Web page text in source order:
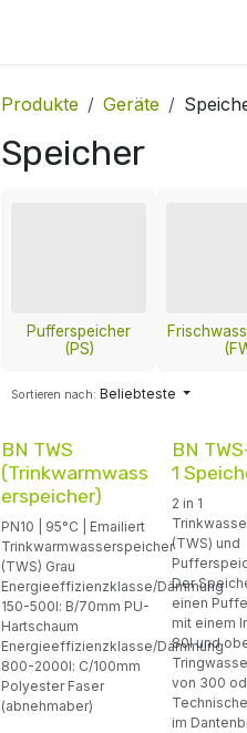
Produkte Geräte
Speicher
Pufferspeicher
(PS)
Sortieren nach: Beliebteste
BN TWS
(Trinkwarmwass
erspeicher)
PN10 | 95°C | Emailiert
Trinkwarmwasserspeicher
(TWS) Grau
Energieeffizienzklasse/Dämmung
150-500l: B/70mm PU-
Hartschaum
Energieeffizienzklasse/Dämmung
800-2000l: C/100mm
Polyester Faser
(abnehmaber)
BN
1
2 in 1
(TWS) und
Der
einen
mit einem
80l und
von 300
im